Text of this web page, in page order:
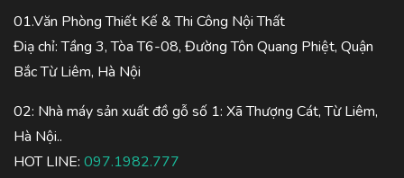
01.Văn Phòng Thiết Kế & Thi Công Nội Thất
Điạ chỉ: Tầng 3, Tòa T6-08, Đường Tôn Quang Phiệt, Quận
Bắc Từ Liêm, Hà Nội
02: Nhà máy sản xuất đồ gỗ số 1: Xã Thượng Cát, Từ Liêm,
Hà Nội..
HOT LINE: 097.1982.777